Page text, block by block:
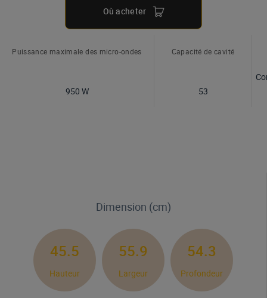
Où acheter
Puissance maximale des micro-ondes
950 W
Capacité de cavité
53
Dimension (cm)
45.5
Hauteur
55.9
Largeur
54.3
Profondeur